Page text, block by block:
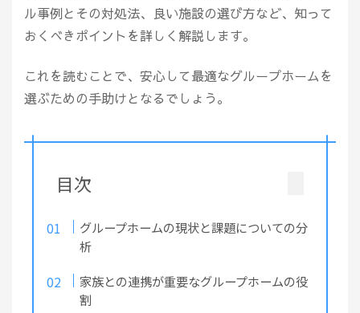
ル事例とその対処法、良い施設の選び方など、知って
おくべきポイントを詳しく解説します。
これを読むことで、安心して最適なグループホームを
選ぶための手助けとなるでしょう。
目次
グループホームの現状と課題についての分
析
家族との連携が重要なグループホームの役
割